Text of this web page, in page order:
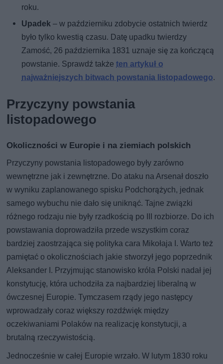
roku.
Upadek – w październiku zdobycie ostatnich twierdz
było tylko kwestią czasu. Datę upadku twierdzy
Zamość, 26 października 1831 uznaje się za kończącą
powstanie. Sprawdź takżeten artykuł o
najważniejszych bitwach powstania listopadowego.
Przyczyny powstania
listopadowego
Okoliczności w Europie i na ziemiach polskich
Przyczyny powstania listopadowego były zarówno
wewnętrzne jak i zewnętrzne. Do ataku na Arsenał doszło
w wyniku zaplanowanego spisku Podchorążych, jednak
samego wybuchu nie dało się uniknąć. Tajne związki
różnego rodzaju nie były rzadkością po III rozbiorze. Do ich
powstawania doprowadziła przede wszystkim coraz
bardziej zaostrzająca się polityka cara Mikołaja I. Warto też
pamiętać o okolicznościach jakie stworzył jego poprzednik
Aleksander I. Przyjmując stanowisko króla Polski nadał jej
konstytucję, która uchodziła za najbardziej liberalną w
ówczesnej Europie. Tymczasem rządy jego następcy
wprowadzały coraz większy rozdźwięk między
oczekiwaniami Polaków na realizację konstytucji, a
brutalną rzeczywistością.
Jednocześnie w całej Europie wrzało. W lutym 1830 roku